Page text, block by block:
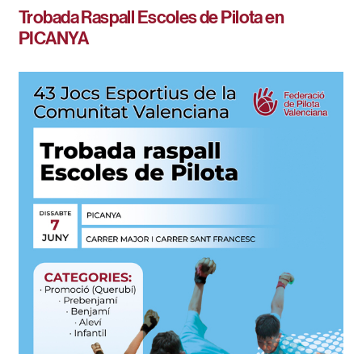
Trobada Raspall Escoles de Pilota en
PICANYA